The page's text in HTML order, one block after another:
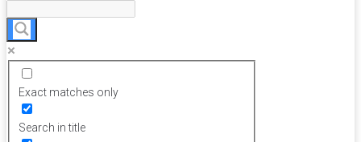
Exact matches only
Search in title